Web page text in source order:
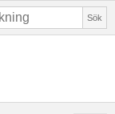
Sök